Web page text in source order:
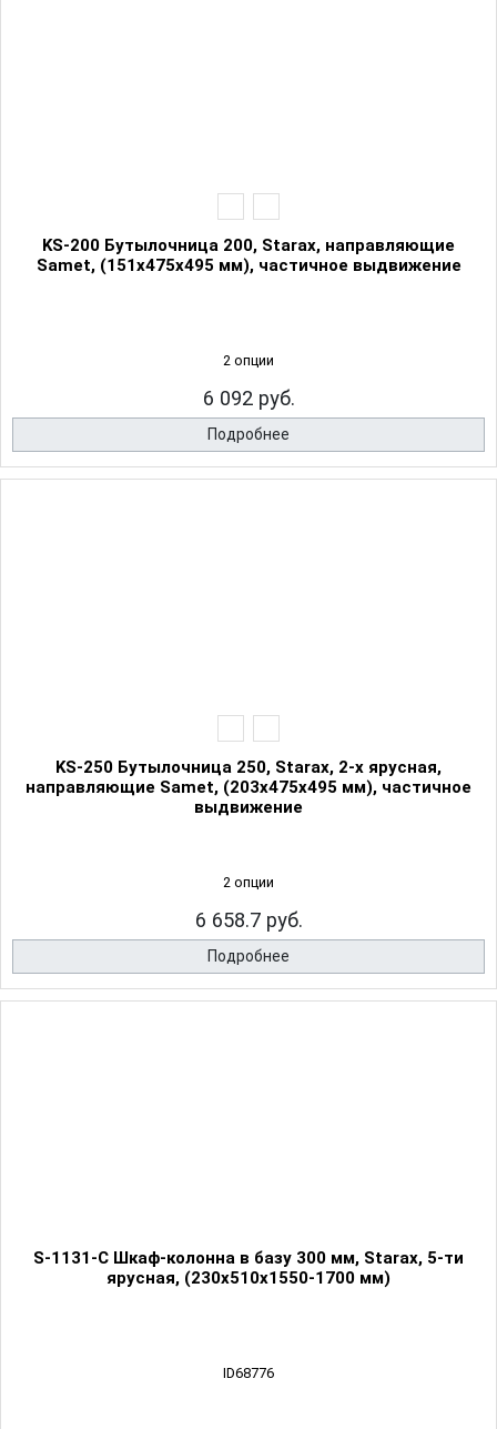
KS-200 Бутылочница 200, Starax, направляющие
Samet, (151х475х495 мм), частичное выдвижение
2 опции
6 092 руб.
Подробнее
KS-250 Бутылочница 250, Starax, 2-х ярусная,
направляющие Samet, (203х475х495 мм), частичное
выдвижение
2 опции
6 658.7 руб.
Подробнее
S-1131-С Шкаф-колонна в базу 300 мм, Starax, 5-ти
ярусная, (230х510х1550-1700 мм)
ID68776